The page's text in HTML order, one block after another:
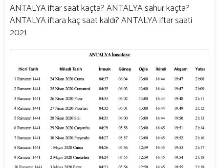
ANTALYA iftar saat kaçta? ANTALYA sahur kaçta?
ANTALYA iftara kaç saat kaldı? ANTALYA iftar saati
2021